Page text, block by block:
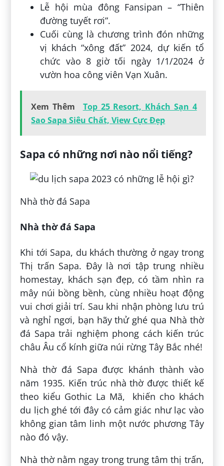
Lễ hội mùa đông Fansipan – “Thiên
đường tuyết rơi”.
Cuối cùng là chương trình đón những
vị khách “xông đất” 2024, dự kiến tổ
chức vào 8 giờ tối ngày 1/1/2024 ở
vườn hoa công viên Vạn Xuân.
Xem Thêm
Top 25 Resort, Khách Sạn 4
Sao Sapa Siêu Chất, View Cực Đẹp
Sapa có những nơi nào nổi tiếng?
Nhà thờ đá Sapa
Nhà thờ đá Sapa
Khi tới Sapa, du khách thường ở ngay trong
Thị trấn Sapa. Đây là nơi tập trung nhiều
homestay, khách sạn đẹp, có tầm nhìn ra
mây núi bồng bềnh, cùng nhiều hoạt động
vui chơi giải trí. Sau khi nhận phòng lưu trú
và nghỉ ngơi, bạn hãy thử ghé qua Nhà thờ
đá Sapa trải nghiệm phong cách kiến trúc
châu Âu cổ kính giữa núi rừng Tây Bắc nhé!
Nhà thờ đá Sapa được khánh thành vào
năm 1935. Kiến trúc nhà thờ được thiết kế
theo kiểu Gothic La Mã, khiến cho khách
du lịch ghé tới đây có cảm giác như lạc vào
không gian tâm linh một nước phương Tây
nào đó vậy.
Nhà thờ nằm ngay trong trung tâm thị trấn,